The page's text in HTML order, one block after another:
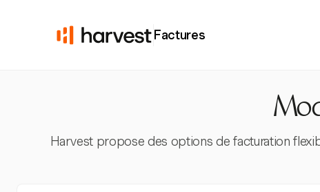
Factures
Harvest propose des options de facturation